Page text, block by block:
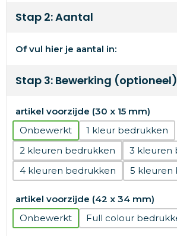
Stap 2: Aantal
Of vul hier je aantal in:
Stap 3: Bewerking (optioneel)
artikel voorzijde (30 x 15 mm)
Onbewerkt
1
2
3
4
5
artikel voorzijde (42 x 34 mm)
Onbewerkt
Full colour